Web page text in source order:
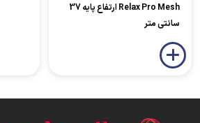
Relax Pro Mesh ارتفاع پایه 37
سانتی متر